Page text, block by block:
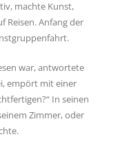
machte Kunst,
Reisen. Anfang der
war, antwortete
empört mit einer
In seinen
Zimmer, oder